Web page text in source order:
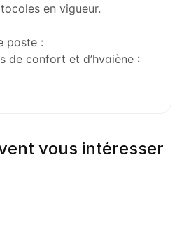
en vigueur.
poste :
de confort et d’hygiène :
dans les actes de la vie
à leur bien-être et veiller à
: Collaborer avec les
dans la prise en
vous intéresser